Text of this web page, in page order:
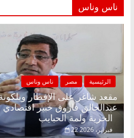
ناس وناس
الرئيسية مصر ناس وناس
مقعد شاغر على الإفطار
عبدالخالق فاروق خبير
الحرية ولمة الحبايب
22 فبراير، 2026